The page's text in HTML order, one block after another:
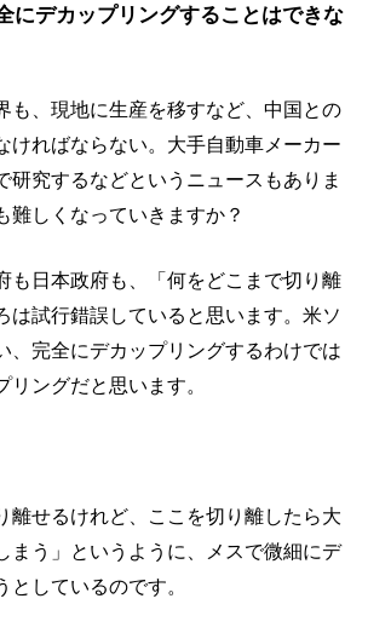
デカップリングすることはできな
も、現地に生産を移すなど、中国との
ければならない。大手自動車メーカー
研究するなどというニュースもありま
難しくなっていきますか？
も日本政府も、「何をどこまで切り離
は試行錯誤していると思います。米ソ
、完全にデカップリングするわけでは
リングだと思います。
離せるけれど、ここを切り離したら大
まう」というように、メスで微細にデ
としているのです。